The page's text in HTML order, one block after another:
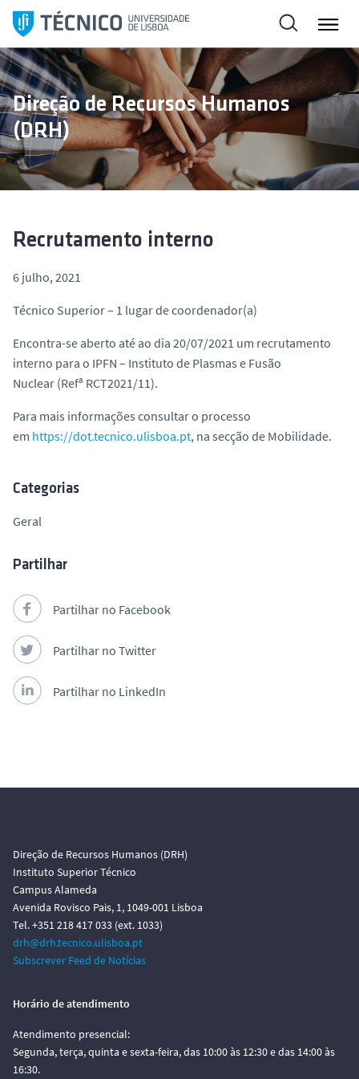
l
t
a
r
p
a
a
Direção de Recursos Humanos
(DRH)
Recrutamento interno
6 julho, 2021
Técnico Superior – 1 lugar de coordenador(a)
Encontra-se aberto até ao dia 20/07/2021 um recrutamento
interno para o IPFN – Instituto de Plasmas e Fusão
Nuclear (Refª RCT2021/11).
Para mais informações consultar o processo
em https://dot.tecnico.ulisboa.pt, na secção de Mobilidade.
Categorias
Geral
Partilhar
Partilhar no Facebook
Partilhar no Twitter
Partilhar no LinkedIn
Direção de Recursos Humanos (DRH)
Instituto Superior Técnico
Campus Alameda
Avenida Rovisco Pais, 1, 1049-001 Lisboa
Tel. +351 218 417 033 (ext. 1033)
drh@drh.tecnico.ulisboa.pt
Subscrever Feed de Notícias
Horário de atendimento
Atendimento presencial:
Segunda, terça, quinta e sexta-feira, das 10:00 às 12:30 e das 14:00 às
16:30.